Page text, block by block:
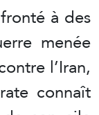
à des
menée
l’Iran,
connaît